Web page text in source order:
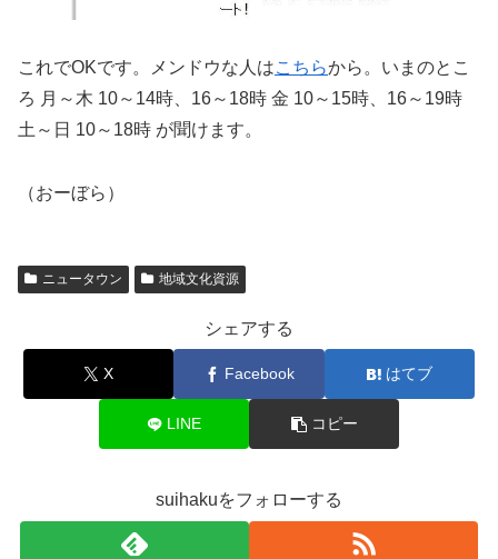
これでOKです。メンドウな人はこちらから。いまのとこ
ろ 月～木 10～14時、16～18時 金 10～15時、16～19時
土～日 10～18時 が聞けます。
（おーぼら）
ニュータウン 地域文化資源
シェアする
X Facebook はてブ
LINE コピー
suihakuをフォローする